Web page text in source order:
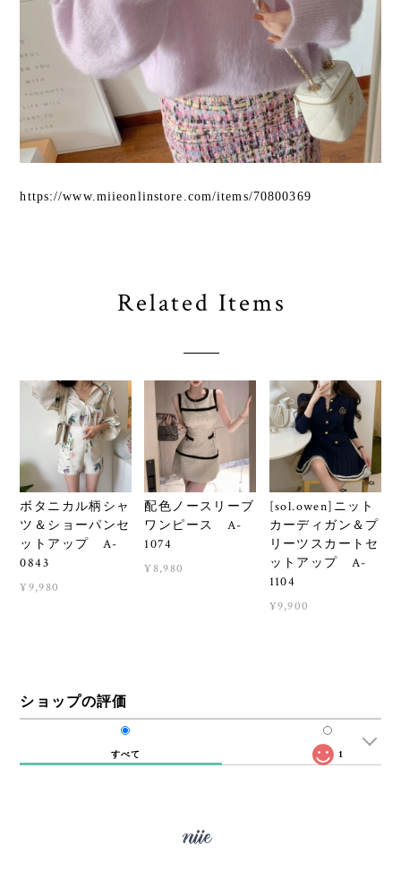
https://www.miieonlinstore.com/items/70800369
Related Items
ボタニカル柄シャ
ツ＆ショーパンセ
ットアップ A-
0843
¥9,980
配色ノースリーブ
ワンピース A-
1074
¥8,980
[sol.owen]ニット
カーディガン＆プ
リーツスカートセ
ットアップ A-
1104
¥9,900
ショップの評価
すべて 1